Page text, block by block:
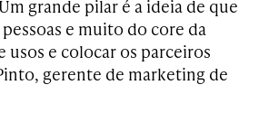
grande pilar é a ideia de que
e muito do core da
usos e colocar os parceiros
gerente de marketing de